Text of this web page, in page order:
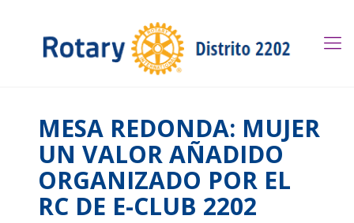
MESA REDONDA: MUJER
UN VALOR AÑADIDO
ORGANIZADO POR EL
RC DE E-CLUB 2202